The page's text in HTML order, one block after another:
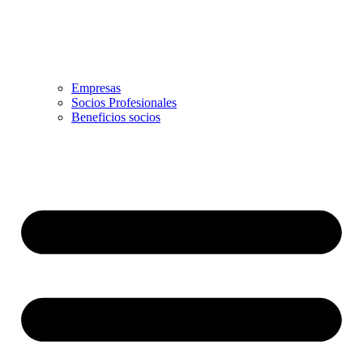
Empresas
Socios Profesionales
Beneficios socios